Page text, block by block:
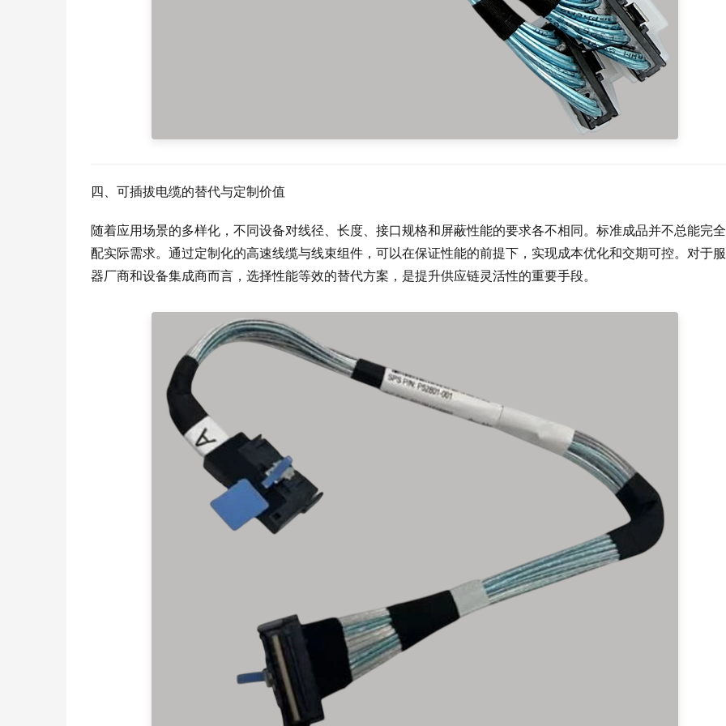
四、可插拔电缆的替代与定制价值
随着应用场景的多样化，不同设备对线径、长度、接口规格和屏蔽性能的要求各不相同。标准成品并不总能完
配实际需求。通过定制化的高速线缆与线束组件，可以在保证性能的前提下，实现成本优化和交期可控。对于
器厂商和设备集成商而言，选择性能等效的替代方案，是提升供应链灵活性的重要手段。